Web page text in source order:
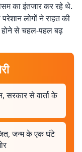
का इंतजार कर रहे थे.
लोगों ने राहत की
होने से चहल-पहल बढ़
सरकार से वार्ता के
जन्म के एक घंटे